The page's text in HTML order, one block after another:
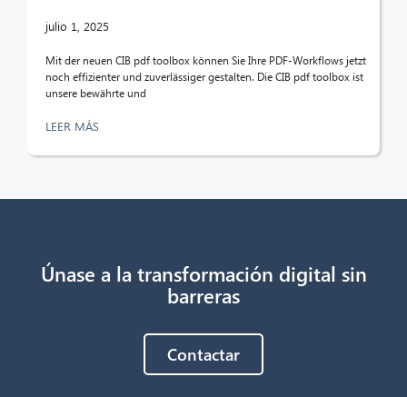
julio 1, 2025
Mit der neuen CIB pdf toolbox können Sie Ihre PDF-Workflows jetzt
noch effizienter und zuverlässiger gestalten. Die CIB pdf toolbox ist
unsere bewährte und
LEER MÁS
Únase a la transformación digital sin
barreras
Contactar
¡Hola! ¿Qué puedo hacer por ti?